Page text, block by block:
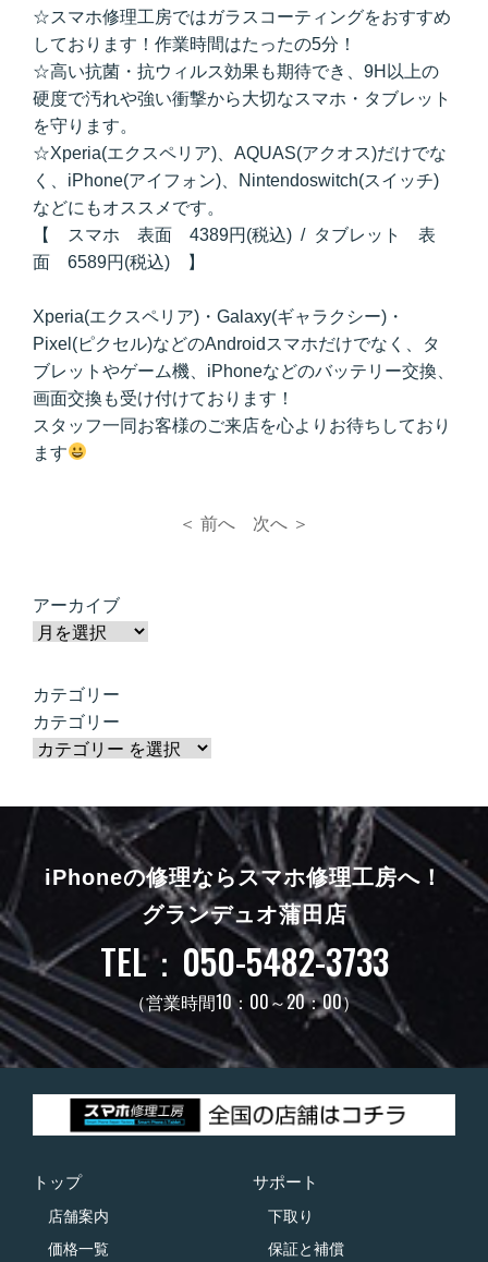
☆スマホ修理工房ではガラスコーティングをおすすめ
しております！作業時間はたったの5分！
☆高い抗菌・抗ウィルス効果も期待でき、9H以上の
硬度で汚れや強い衝撃から大切なスマホ・タブレット
を守ります。
☆Xperia(エクスペリア)、AQUAS(アクオス)だけでな
く、iPhone(アイフォン)、Nintendoswitch(スイッチ)
などにもオススメです。
【 スマホ 表面 4389円(税込) / タブレット 表
面 6589円(税込) 】
Xperia(エクスペリア)・Galaxy(ギャラクシー)・
Pixel(ピクセル)などのAndroidスマホだけでなく、タ
ブレットやゲーム機、iPhoneなどのバッテリー交換、
画面交換も受け付けております！
スタッフ一同お客様のご来店を心よりお待ちしており
ます
＜ 前へ 次へ ＞
アーカイブ
カテゴリー
カテゴリー
iPhoneの修理ならスマホ修理工房へ！
グランデュオ蒲田店
TEL：050-5482-3733
（営業時間10：00～20：00）
トップ
店舗案内
価格一覧
サポート
下取り
保証と補償